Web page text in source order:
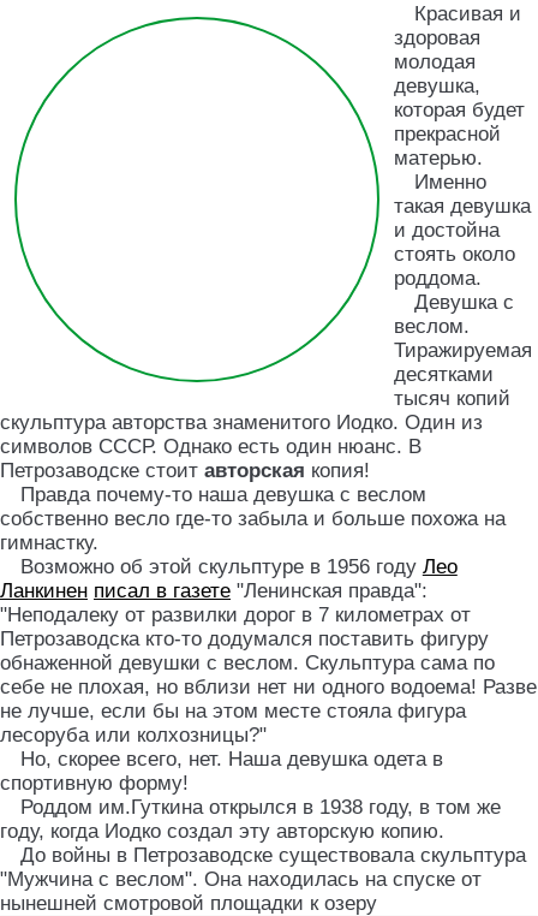
Красивая и
здоровая
молодая
девушка,
которая будет
прекрасной
матерью.
Именно
такая девушка
и достойна
стоять около
роддома.
Девушка с
веслом.
Тиражируемая
десятками
тысяч копий
скульптура авторства знаменитого Иодко. Один из
символов СССР. Однако есть один нюанс. В
Петрозаводске стоит авторская копия!
Правда почему-то наша девушка с веслом
собственно весло где-то забыла и больше похожа на
гимнастку.
Возможно об этой скульптуре в 1956 году Лео
Ланкинен писал в газете "Ленинская правда":
"Неподалеку от развилки дорог в 7 километрах от
Петрозаводска кто-то додумался поставить фигуру
обнаженной девушки с веслом. Скульптура сама по
себе не плохая, но вблизи нет ни одного водоема! Разве
не лучше, если бы на этом месте стояла фигура
лесоруба или колхозницы?"
Но, скорее всего, нет. Наша девушка одета в
спортивную форму!
Роддом им.Гуткина открылся в 1938 году, в том же
году, когда Иодко создал эту авторскую копию.
До войны в Петрозаводске существовала скульптура
"Мужчина с веслом". Она находилась на спуске от
нынешней смотровой площадки к озеру